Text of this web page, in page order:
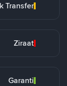
Transfer
Ziraat
Garanti